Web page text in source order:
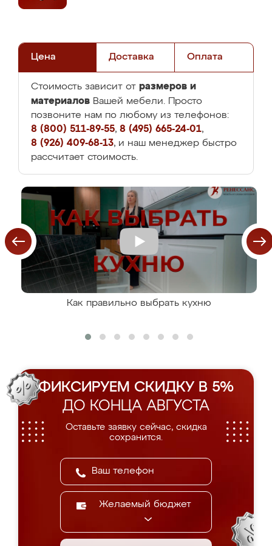
Цена Доставка Оплата
Стоимость зависит от размеров и
материалов Вашей мебели. Просто
позвоните нам по любому из телефонов:
8 (800) 511-89-55, 8 (495) 665-24-01,
8 (926) 409-68-13, и наш менеджер быстро
рассчитает стоимость.
Как правильно выбрать кухню
ФИКСИРУЕМ СКИДКУ В 5%
ДО КОНЦА АВГУСТА
Оставьте заявку сейчас, скидка
сохранится.
Желаемый бюджет